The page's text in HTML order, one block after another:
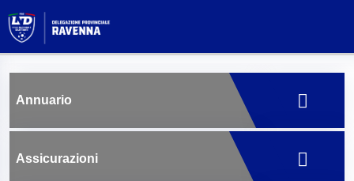
Annuario
Assicurazioni